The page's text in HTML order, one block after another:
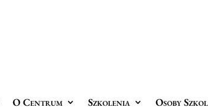
O Centrum Szkolenia Osoby